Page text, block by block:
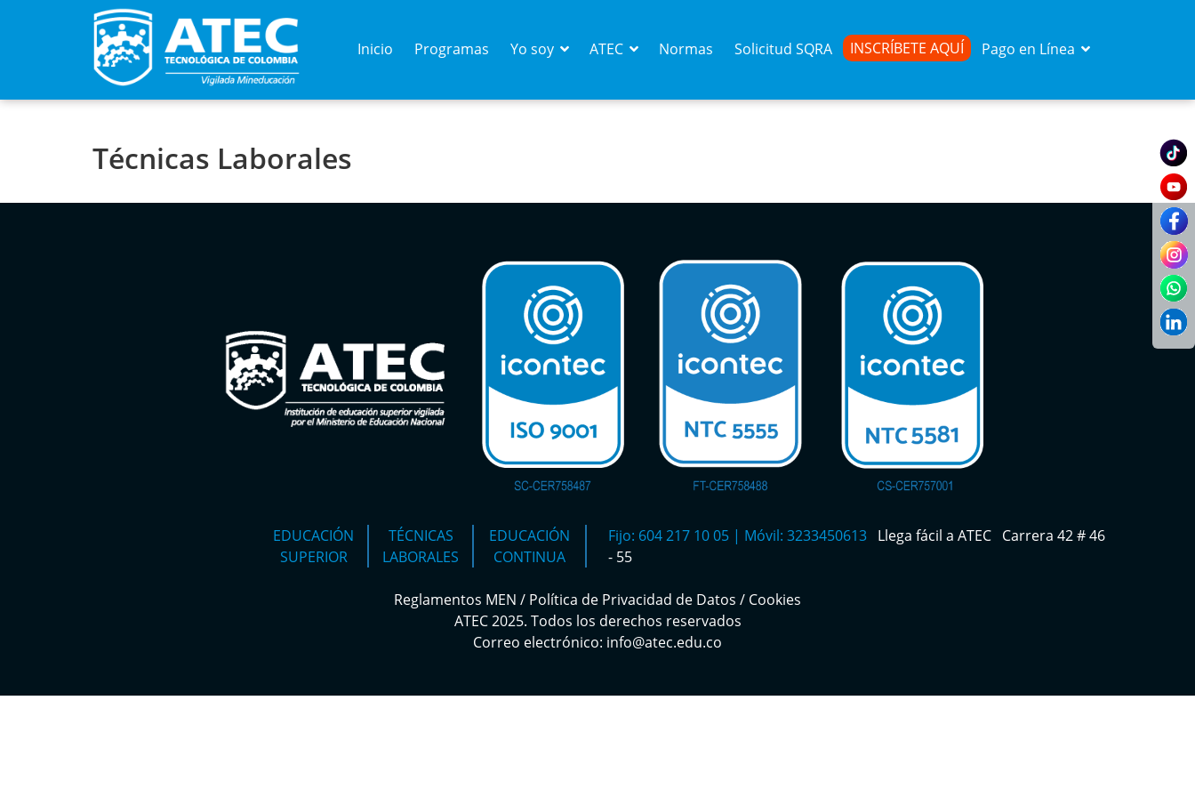
Inicio Programas Yo soy ATEC Normas Solicitud SQRA INSCRÍBETE AQUÍ Pago en Línea
Técnicas Laborales
EDUCACIÓN
SUPERIOR
TÉCNICAS
LABORALES
EDUCACIÓN
CONTINUA
Fijo: 604 217 10 05 | Móvil: 3233450613 Llega fácil a ATEC Carrera 42 # 46
- 55
Reglamentos MEN / Política de Privacidad de Datos / Cookies
ATEC 2025. Todos los derechos reservados
Correo electrónico: info@atec.edu.co